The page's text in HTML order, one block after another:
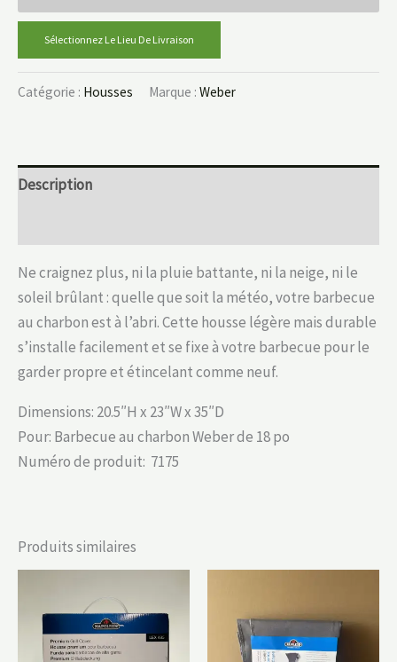
Sélectionnez Le Lieu De Livraison
Catégorie : Housses Marque : Weber
Description
Ne craignez plus, ni la pluie battante, ni la neige, ni le
soleil brûlant : quelle que soit la météo, votre barbecue
au charbon est à l’abri. Cette housse légère mais durable
s’installe facilement et se fixe à votre barbecue pour le
garder propre et étincelant comme neuf.
Dimensions: 20.5″H x 23″W x 35″D
Pour: Barbecue au charbon Weber de 18 po
Numéro de produit: 7175
Produits similaires